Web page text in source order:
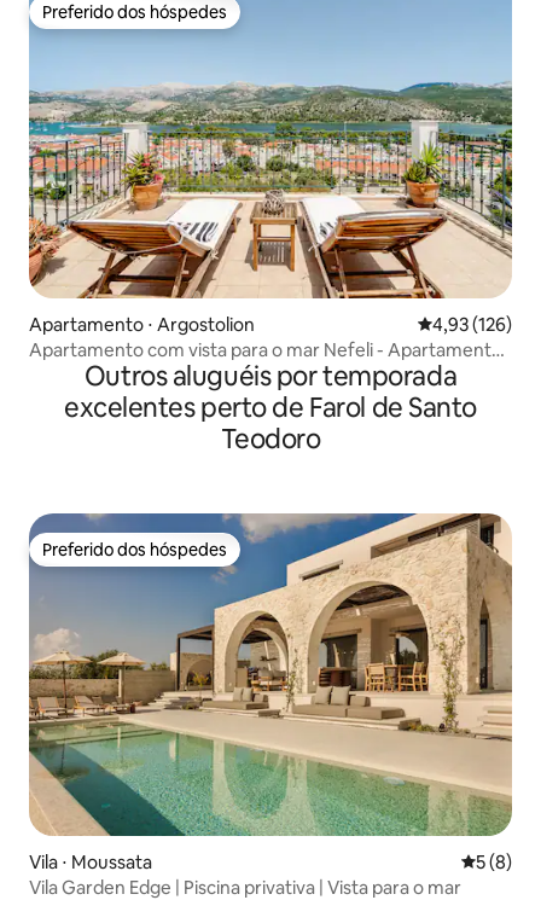
Preferido dos hóspedes
Preferido dos hóspedes
Apartamento ⋅ Argostolion 4,93 de uma
4,93 (126)
Apartamento com vista para o mar Nefeli - Apartamentos
ArgostoliOutros aluguéis por temporada
excelentes perto de Farol de Santo
Teodoro
Preferido dos hóspedes
Preferido dos hóspedes
Vila ⋅ Moussata 5 de
5 (8)
Vila Garden Edge | Piscina privativa | Vista para o mar